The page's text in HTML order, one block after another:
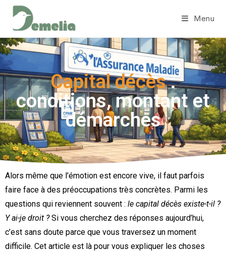
Menu
Capital décès:
conditions, montant et
démarches
Alors même que l’émotion est encore vive, il faut parfois
faire face à des préoccupations très concrètes. Parmi les
questions qui reviennent souvent : le capital décès existe-t-il ?
Y ai-je droit ?Si vous cherchez des réponses aujourd’hui,
c’est sans doute parce que vous traversez un moment
difficile. Cet article est là pour vous expliquer les choses